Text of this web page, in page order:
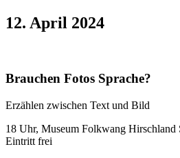
12. April 2024
Brauchen Fotos Sprache?
Erzählen zwischen Text und Bild
18 Uhr, Museum Folkwang Hirschland
Eintritt frei